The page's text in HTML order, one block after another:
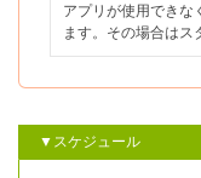
アプリが使用できな
ます。その場合はス
▼スケジュール